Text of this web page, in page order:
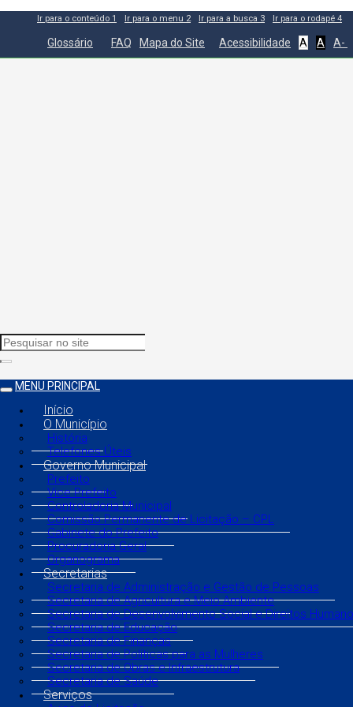
Ir para o conteúdo 1 Ir para o menu 2 Ir para a busca 3 Ir para o rodapé 4
Glossário FAQ Mapa do Site Acessibilidade A A A-
MENU PRINCIPAL
Início
O Município
História
Telefones Úteis
Governo Municipal
Prefeito
Vice Prefeito
Controladoria Municipal
Comissão Permanente de Licitação – CPL
Gabinete do Prefeito
Procuradoria Geral
Organograma
Secretarias
Secretaria de Administração e Gestão de Pessoas
Secretaria de Agricultura e Meio Ambiente
Secretaria de Desenvolvimento Social e Direitos
Secretaria de Educação
Secretaria de Finanças
Secretaria de Políticas para as Mulheres
Secretaria de Obras e Infraestrutura
Secretaria de Saúde
Serviços